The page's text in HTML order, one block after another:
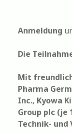
Anmeldung
Die
Mit
Pharma
Inc., Kyowa
Group plc (je
Technik-